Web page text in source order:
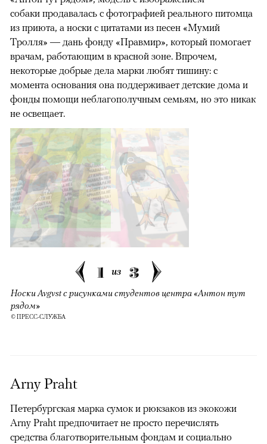
собаки продавалась с фотографией реального питомца
из приюта, а носки с цитатами из песен «Мумий
Тролля» — дань фонду «Правмир», который помогает
врачам, работающим в красной зоне. Впрочем,
некоторые добрые дела марки любят тишину: с
момента основания она поддерживает детские дома и
фонды помощи неблагополучным семьям, но это никак
не освещает.
1 из 3
Носки Avgvst с рисунками студентов центра «Антон тут
рядом»
© ПРЕСС-СЛУЖБА
Arny Praht
Петербургская марка сумок и рюкзаков из экокожи
Arny Praht предпочитает не просто перечислять
средства благотворительным фондам и социально